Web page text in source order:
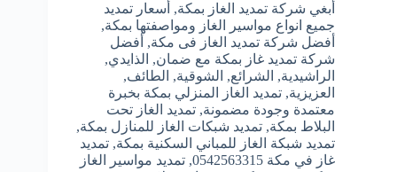
أبغي شركة تمديد الغاز بمكة, أسعار تمديد
جميع انواع مواسير الغاز ومواصفتها بمكة,
أفضل شركة تمديد الغاز فى مكة, أفضل
شركة تمديد غاز بمكة مع ضمان, الذايدي,
الراشيدية, الشرائع, الشوقية, الطائف,
العزيزية, تمديد الغاز المنزلي بمكة بخبرة
معتمدة وجودة مضمونة, تمديد الغاز تحت
البلاط بمكة, تمديد شبكات الغاز للمنازل بمكة,
تمديد شبكة الغاز للمباني السكنية بمكة, تمديد
غاز في مكة 0542563315
, تمديد مواسير الغاز